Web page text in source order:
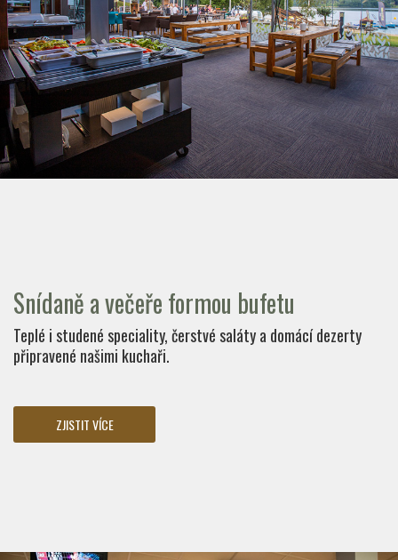
Snídaně a večeře formou bufetu
Teplé i studené speciality, čerstvé saláty a domácí dezerty
připravené našimi kuchaři.
ZJISTIT VÍCE